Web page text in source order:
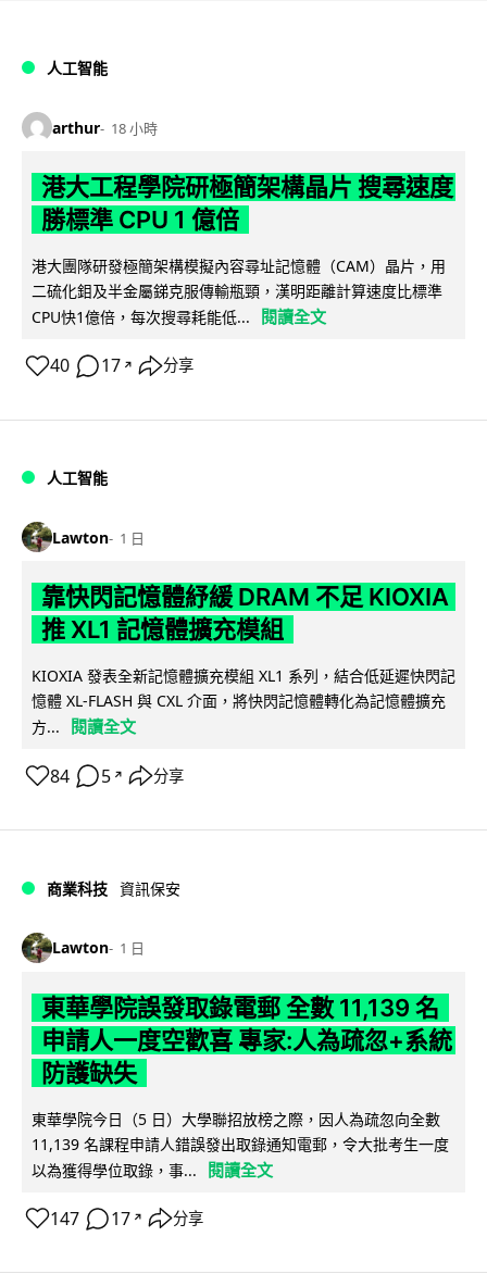
人工智能
arthur 18 小時
港大工程學院研極簡架構晶片 搜尋速度
勝標準 CPU 1 億倍
港大團隊研發極簡架構模擬內容尋址記憶體（CAM）晶片，用
二硫化鉬及半金屬銻克服傳輸瓶頸，漢明距離計算速度比標準
CPU快1億倍，每次搜尋耗能低...
閱讀全文
40 17 ↗ 分享
人工智能
Lawton 1 日
靠快閃記憶體紓緩 DRAM 不足 KIOXIA
推 XL1 記憶體擴充模組
KIOXIA 發表全新記憶體擴充模組 XL1 系列，結合低延遲快閃記
憶體 XL-FLASH 與 CXL 介面，將快閃記憶體轉化為記憶體擴充
方...
閱讀全文
84 5 ↗ 分享
商業科技 資訊保安
Lawton 1 日
東華學院誤發取錄電郵 全數 11,139 名
申請人一度空歡喜 專家:人為疏忽+系統
防護缺失
東華學院今日（5 日）大學聯招放榜之際，因人為疏忽向全數
11,139 名課程申請人錯誤發出取錄通知電郵，令大批考生一度
以為獲得學位取錄，事...
閱讀全文
147 17 ↗ 分享